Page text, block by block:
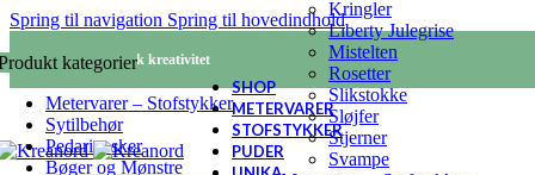
Spring til navigation Spring til hovedindhold
- Nordisk kreativitet
SHOP
METERVARER
STOFSTYKKER
PUDER
kategorier
Metervarer – Stofstykker
Sytilbehør
Pedari æsker
Bøger og Mønstre
Kringler
Liberty Julegrise
Mistelten
Rosetter
Slikstokke
Sløjfer
Stjerner
Svampe